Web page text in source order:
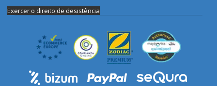
Exercer o direito de desistência